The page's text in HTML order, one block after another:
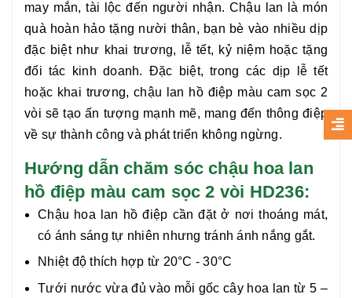
may mắn, tài lộc đến người nhận. Chậu lan là món
quà hoàn hảo tặng nười thân, bạn bè vào nhiều dịp
đặc biệt như khai trương, lễ tết, kỷ niệm hoặc tặng
đối tác kinh doanh. Đặc biệt, trong các dịp lễ tết
hoặc khai trương, chậu
lan hồ điệp màu cam sọc 2
vòi sẽ tạo ấn tượng mạnh mẽ, mang đến thông điệp
về sự thành công và phát triển không ngừng.
Hướng dẫn chăm sóc chậu hoa lan
hồ điệp màu cam sọc 2 vòi HD236:
Chậu hoa lan hồ điệp cần đặt ở nơi thoáng mát,
có ánh sáng tự nhiên nhưng tránh ánh nắng gắt.
Nhiệt độ thích hợp từ 20°C - 30°C
Tưới nước vừa đủ vào mỗi gốc cây hoa lan từ 5 –